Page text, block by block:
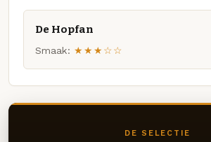
De Hopfan
Smaak: ★★★☆☆
DE SELECTIE